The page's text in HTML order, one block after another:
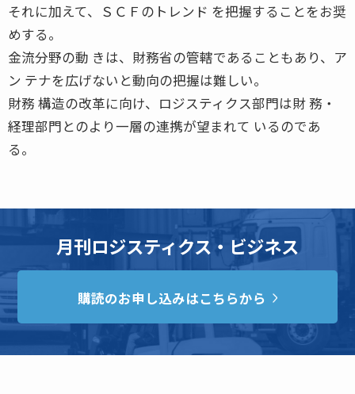
それに加えて、ＳＣＦのトレンド を把握することをお奨
めする。
金流分野の動 きは、財務省の管轄であることもあり、ア
ン テナを広げないと動向の把握は難しい。
財務 構造の改革に向け、ロジスティクス部門は財 務・
経理部門とのより一層の連携が望まれて いるのであ
る。
月刊ロジスティクス・ビジネス
購読のお申し込みはこちらから